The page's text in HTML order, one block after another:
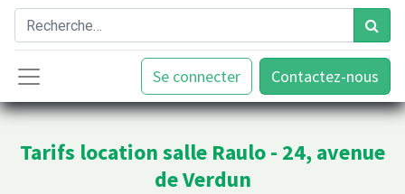
Se connecter Contactez-nous
Tarifs location salle Raulo - 24, avenue
de Verdun